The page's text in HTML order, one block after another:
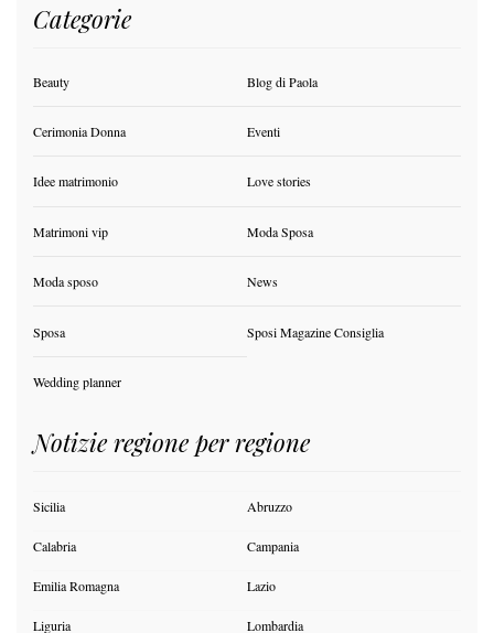
Categorie
Beauty Blog di Paola
Cerimonia Donna Eventi
Idee matrimonio Love stories
Matrimoni vip Moda Sposa
Moda sposo News
Sposa Sposi Magazine Consiglia
Wedding planner
Notizie regione per regione
Sicilia Abruzzo
Calabria Campania
Emilia Romagna Lazio
Liguria Lombardia